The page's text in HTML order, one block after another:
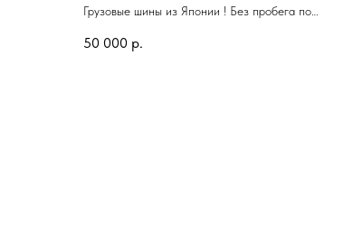
Грузовые шины из Японии ! Без пробега по
50 000 р.